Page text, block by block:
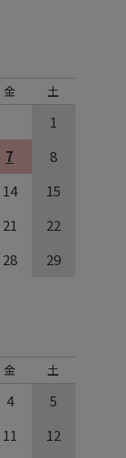
金 土
1
7
8
14
15
21
22
28
29
金 土
4
5
11
12